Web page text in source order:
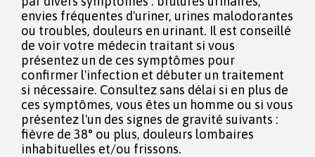
envies fréquentes d'uriner, urines malodorantes
ou troubles, douleurs en urinant. Il est conseillé
de voir votre médecin traitant si vous
présentez un de ces symptômes pour
confirmer l'infection et débuter un traitement
si nécessaire. Consultez sans délai si en plus de
ces symptômes, vous êtes un homme ou si vous
présentez l'un des signes de gravité suivants :
fièvre de 38° ou plus, douleurs lombaires
inhabituelles et/ou frissons.